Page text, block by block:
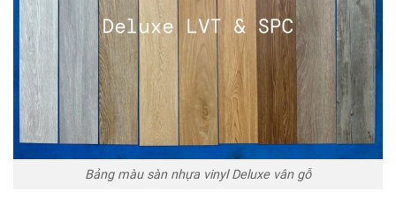
Bảng màu sàn nhựa vinyl Deluxe vân gỗ